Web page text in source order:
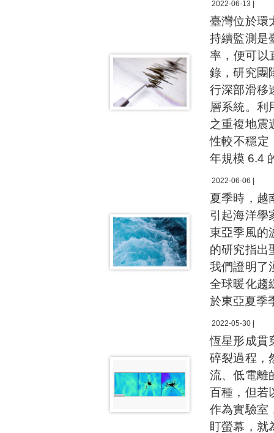
2022-06-13 |
臺灣位於環
持續監測是
率，便可以
錄，研究團
行深部滑移
層系統。利
之重複地震
性較不穩定
年規模 6.4
2022-06-06 |
夏季時，越
引起海洋學
東亞季風的
的研究指出
我們證明了
全球暖化趨
於東亞夏季
2022-05-30 |
恆星形成貫
碎裂過程，
流、低電離
百種，但若
作為實驗室
盯螢幕，就